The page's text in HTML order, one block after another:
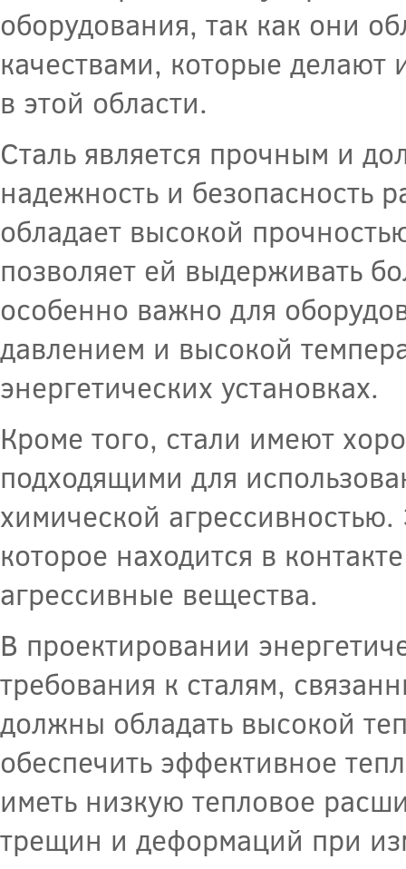
оборудования, так как они
качествами, которые
в этой области.
Сталь является прочным и
надежность и безопасность
обладает высокой
позволяет ей выдерживать
особенно важно для
давлением и высокой
энергетических установках.
Кроме того, стали имеют
подходящими для
химической
которое находится в
агрессивные вещества.
В проектировании
требования к сталям,
должны обладать высокой
обеспечить эффективное
иметь низкую тепловое
трещин и деформаций при